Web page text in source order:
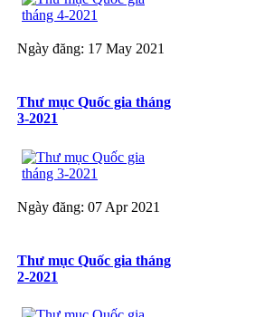
Ngày đăng: 17 May 2021
Thư mục Quốc gia tháng
3-2021
Ngày đăng: 07 Apr 2021
Thư mục Quốc gia tháng
2-2021